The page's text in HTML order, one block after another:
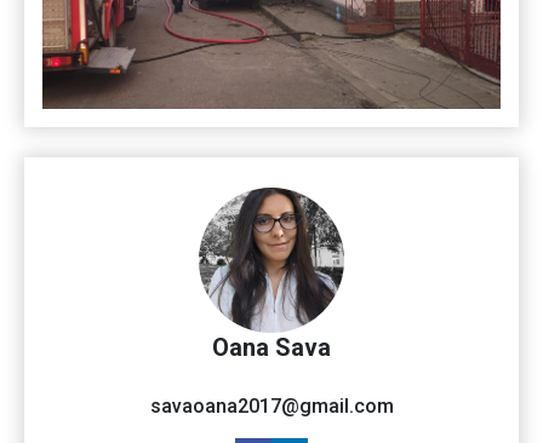
Oana Sava
savaoana2017@gmail.com